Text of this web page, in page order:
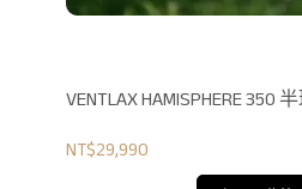
VENTLAX HAMISPHERE 350
NT$29,990